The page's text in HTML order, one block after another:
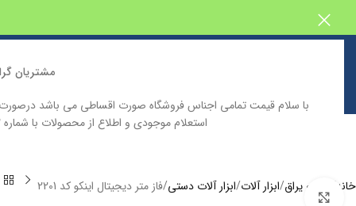
مشتریان
با سلام قیمت تمامی اجناس فروشگاه صورت اقساطی می باشد
استعلام موجودی و اطلاع از محصولات با شماره 09129646332 تماس حاصل فرماییدفروشگاه اینترنتی پیش بیندسته بندی محصولاتکاتالوگ
خانه ابزار و یراق ابزار آلات ابزار آلات دستی فاز متر دیجیتال اینکو کد 2201
بزرگنمایی تصویر